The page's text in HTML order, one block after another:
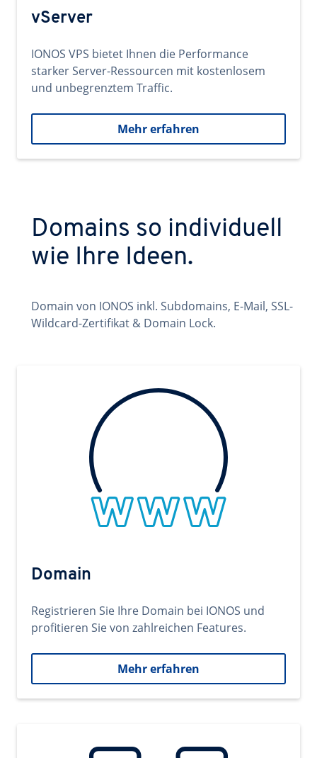
vServer
IONOS VPS bietet Ihnen die Performance
starker Server-Ressourcen mit kostenlosem
und unbegrenztem Traffic.
Mehr erfahren
Domains so individuell
wie Ihre Ideen.
Domain von IONOS inkl. Subdomains, E-Mail, SSL-
Wildcard-Zertifikat & Domain Lock.
Domain
Registrieren Sie Ihre Domain bei IONOS und
profitieren Sie von zahlreichen Features.
Mehr erfahren